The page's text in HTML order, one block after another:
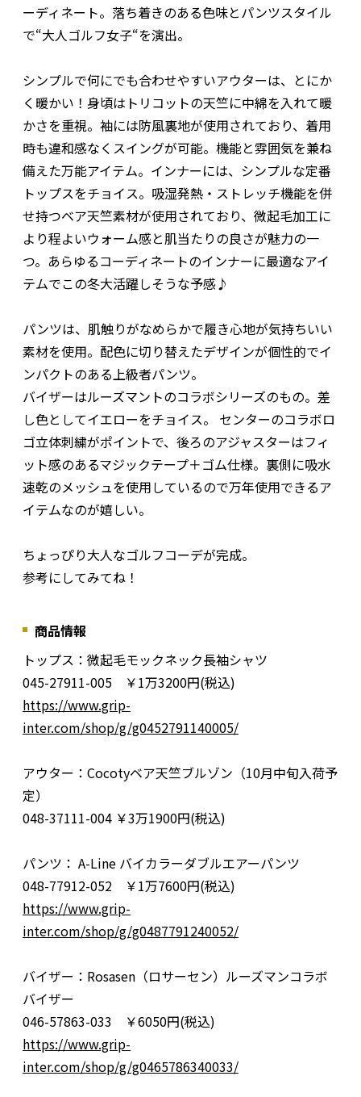
ーディネート。落ち着きのある色味とパンツスタイル
で“大人ゴルフ女子“を演出。
シンプルで何にでも合わせやすいアウターは、とにか
く暖かい！身頃はトリコットの天竺に中綿を入れて暖
かさを重視。袖には防風裏地が使用されており、着用
時も違和感なくスイングが可能。機能と雰囲気を兼ね
備えた万能アイテム。インナーには、シンプルな定番
トップスをチョイス。吸湿発熱・ストレッチ機能を併
せ持つベア天竺素材が使用されており、微起毛加工に
より程よいウォーム感と肌当たりの良さが魅力の一
つ。あらゆるコーディネートのインナーに最適なアイ
テムでこの冬大活躍しそうな予感♪
パンツは、肌触りがなめらかで履き心地が気持ちいい
素材を使用。配色に切り替えたデザインが個性的でイ
ンパクトのある上級者パンツ。
バイザーはルーズマントのコラボシリーズのもの。差
し色としてイエローをチョイス。 センターのコラボロ
ゴ立体刺繍がポイントで、後ろのアジャスターはフィ
ット感のあるマジックテープ＋ゴム仕様。裏側に吸水
速乾のメッシュを使用しているので万年使用できるア
イテムなのが嬉しい。
ちょっぴり大人なゴルフコーデが完成。
参考にしてみてね！
商品情報
トップス：微起毛モックネック長袖シャツ
045-27911-005 ￥1万3200円(税込)
https://www.grip-
inter.com/shop/g/g0452791140005/
アウター：Cocotyベア天竺ブルゾン（10月中旬入荷予
定）
048-37111-004 ￥3万1900円(税込)
パンツ： A-Line バイカラーダブルエアーパンツ
048-77912-052 ￥1万7600円(税込)
https://www.grip-
inter.com/shop/g/g0487791240052/
バイザー：Rosasen（ロサーセン）ルーズマンコラボ
バイザー
046-57863-033 ￥6050円(税込)
https://www.grip-
inter.com/shop/g/g0465786340033/